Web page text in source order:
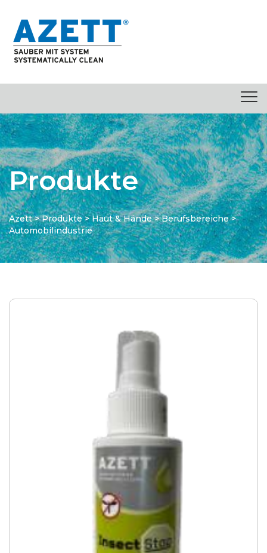
springen
Produkte
Azett>Produkte>Haut & Hände>Berufsbereiche>
Automobilindustrie